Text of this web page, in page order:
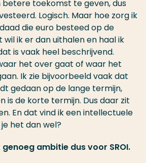
toekomst te geven, dus
Logisch. Maar hoe zorg ik
die euro besteed op de
wil ik er dan uithalen en haal ik
is vaak heel beschrijvend.
het over gaat of waar het
Ik zie bijvoorbeeld vaak dat
gedaan op de lange termijn,
is de korte termijn. Dus daar zit
En dat vind ik een intellectuele
het dan wel?
ambitie dus voor SROI.